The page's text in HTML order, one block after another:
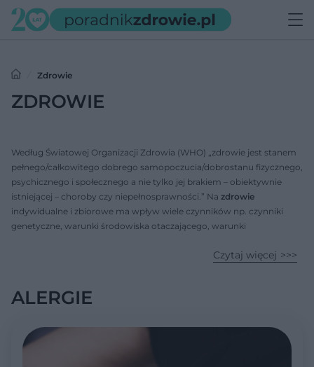
Zdrowie
ZDROWIE
Według Światowej Organizacji Zdrowia (WHO) „zdrowie jest stanem
pełnego/całkowitego dobrego samopoczucia/dobrostanu fizycznego,
psychicznego i społecznego a nie tylko jej brakiem – obiektywnie
istniejącej – choroby czy niepełnosprawności.” Na zdrowie
indywidualne i zbiorowe ma wpływ wiele czynników np. czynniki
genetyczne, warunki środowiska otaczającego, warunki
ludności zaleca się działania w
Czytaj więcej
ALERGIE